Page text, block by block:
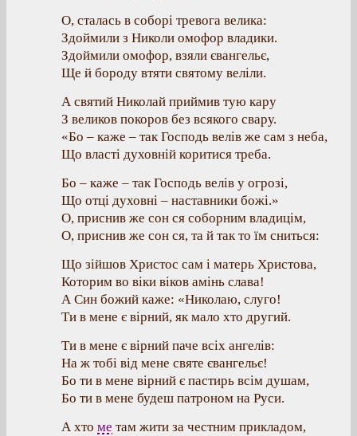
О, сталась в соборі тревога велика:
Здоймили з Николи омофор владики.
Здоймили омофор, взяли євангельє,
Ще й бороду втяти святому веліли.
А святий Николай приймив тую кару
З великов покоров без всякого свару.
«Бо – каже – так Господь велів же сам з неба,
Що власті духовній коритися треба.
Бо – каже – так Господь велів у огрозі,
Що отці духовні – наставники божі.»
О, приснив же сон ся соборним владицім,
О, приснив же сон ся, та й так то їм сниться:
Що зійшов Христос сам і матерь Христова,
Которим во віки віков амінь слава!
А Син божий каже: «Николаю, слуго!
Ти в мене є вірний, як мало хто другий.
Ти в мене є вірний паче всіх ангелів:
На ж тобі від мене святе євангельє!
Бо ти в мене вірний є пастирь всім душам,
Бо ти в мене будеш патроном на Руси.
А хто ме там жити за честним прикладом,